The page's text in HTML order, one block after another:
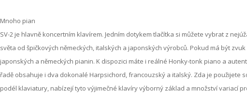
Mnoho pian
SV-2 je hlavně koncertním klavírem. Jedním dotykem tlačítka si můžete vybrat z
světa od špičkových německých, italských a japonských výrobců. Pokud má být
japonských a německých pianin. K dispozici máte i reálné Honky-tonk piano a
řadě obsahuje i dva dokonalé Harpsichord, francouzský a italský. Zda je použijete
podél klaviatury, nabízejí tyto výjimečné klavíry výborný základ a množství variací